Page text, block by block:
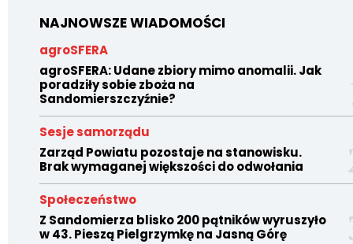
NAJNOWSZE WIADOMOŚCI
agroSFERA
agroSFERA: Udane zbiory mimo anomalii. Jak
poradziły sobie zboża na
Sandomierszczyźnie?
Sesje samorządu
Zarząd Powiatu pozostaje na stanowisku.
Brak wymaganej większości do odwołania
Społeczeństwo
Z Sandomierza blisko 200 pątników wyruszyło
w 43. Pieszą Pielgrzymkę na Jasną Górę